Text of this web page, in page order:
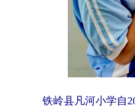
铁岭县凡河小学自